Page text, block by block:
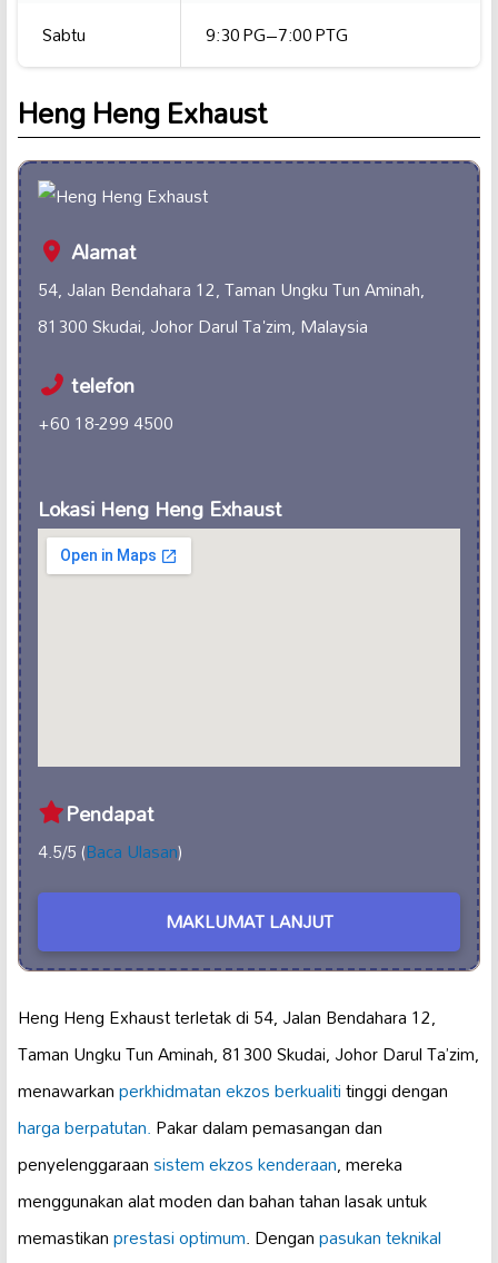
Sabtu
9:30 PG–7:00 PTG
Heng Heng Exhaust
Alamat
54, Jalan Bendahara 12, Taman Ungku Tun Aminah,
81300 Skudai, Johor Darul Ta'zim, Malaysia
telefon
+60 18-299 4500
Lokasi Heng Heng Exhaust
Pendapat
4.5/5 (Baca Ulasan)
MAKLUMAT LANJUT
Heng Heng Exhaust terletak di 54, Jalan Bendahara 12,
Taman Ungku Tun Aminah, 81300 Skudai, Johor Darul Ta’zim,
menawarkanperkhidmatan ekzos berkualititinggi dengan
harga berpatutan.Pakar dalam pemasangan dan
penyelenggaraansistem ekzos kenderaan, mereka
menggunakan alat moden dan bahan tahan lasak untuk
memastikanprestasi optimum. Denganpasukan teknikal